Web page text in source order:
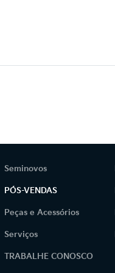
Seminovos
PÓS-VENDAS
Peças e Acessórios
Serviços
TRABALHE CONOSCO